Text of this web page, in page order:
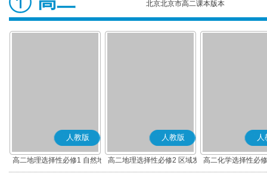
北京北京市高二课本版本
人教版
高二地理选择性必修1 自然地
理基础
人教版
高二地理选择性必修2 区域发
展
人
高二化学选择性必
应原理